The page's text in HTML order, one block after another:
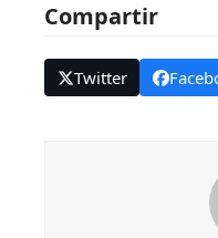
Compartir
Twitter